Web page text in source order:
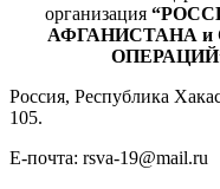
организация
АФГАНИСТАНА
Россия, Республика
105.
Е-почта: rsva-19@mail.ru